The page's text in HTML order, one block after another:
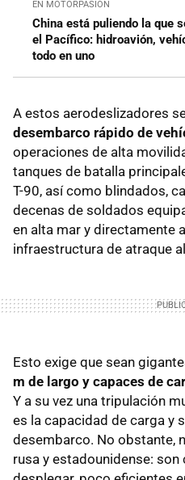
EN MOTORPASIÓN
China está puliendo la que
el Pacífico: hidroavión,
todo en uno
A estos aerodeslizadores
desembarco rápido de
operaciones de alta
tanques de batalla
T-90, así como blindados,
decenas de soldados
en alta mar y directamente
infraestructura de atraque
Esto exige que sean
m de largo y capaces de
Y a su vez una tripulación
es la capacidad de carga y
desembarco. No obstante,
rusa y estadounidense: son